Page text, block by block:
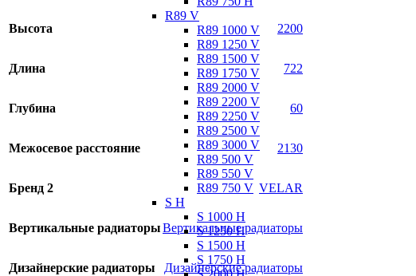
R89 V
R89 1000 V
R89 1250 V
R89 1500 V
R89 1750 V
R89 2000 V
R89 2200 V
R89 2250 V
R89 2500 V
R89 3000 V
R89 500 V
R89 550 V
R89 750 V
S H
S 1000 H
S 1250 H
S 1500 H
S 1750 H
Высота 2200
Длина 722
Глубина 60
Межосевое расстояние 2130
Бренд 2 VELAR
Вертикальные радиаторыВертикальные радиаторы
Дизайнерские радиаторы Дизайнерские радиаторы